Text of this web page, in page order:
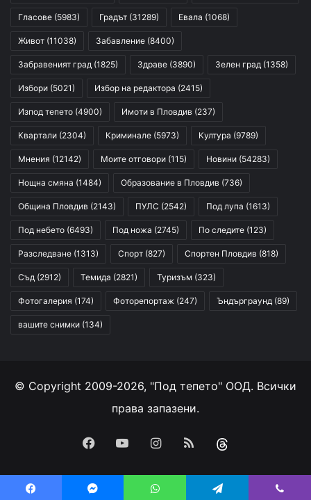
Гласове (5983) Градът (31289) Евала (1068)
Живот (11038) Забавление (8400)
Забравеният град (1825) Здраве (3890) Зелен град (1358)
Избори (5021) Избор на редактора (2415)
Изпод тепето (4900) Имоти в Пловдив (237)
Квартали (2304) Криминале (5973) Култура (9789)
Мнения (12142) Моите отговори (115) Новини (54283)
Нощна смяна (1484) Образование в Пловдив (736)
Община Пловдив (2143) ПУЛС (2542) Под лупа (1613)
Под небето (6493) Под ножа (2745) По следите (123)
Разследване (1313) Спорт (827) Спортен Пловдив (818)
Съд (2912) Темида (2821) Туризъм (323)
Фотогалерия (174) Фоторепортаж (247) Ъндърграунд (89)
вашите снимки (134)
© Copyright 2009-2026, "Под тепето" ООД. Всички
права запазени.
Facebook
YouTubeInstagram
RSS